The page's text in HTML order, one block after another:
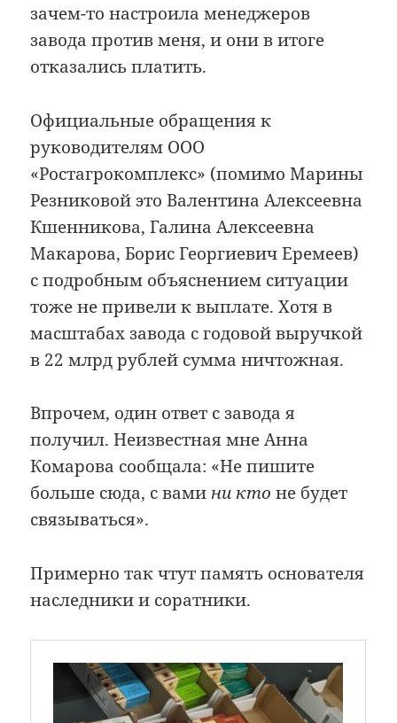
зачем-то настроила менеджеров
завода против меня, и они в итоге
отказались платить.
Официальные обращения к
руководителям ООО
«Ростагрокомплекс» (помимо Марины
Резниковой это Валентина Алексеевна
Кшенникова, Галина Алексеевна
Макарова, Борис Георгиевич Еремеев)
с подробным объяснением ситуации
тоже не привели к выплате. Хотя в
масштабах завода с годовой выручкой
в 22 млрд рублей сумма ничтожная.
Впрочем, один ответ с завода я
получил. Неизвестная мне Анна
Комарова сообщала: «Не пишите
больше сюда, с вами ни кто не будет
связываться».
Примерно так чтут память основателя
наследники и соратники.